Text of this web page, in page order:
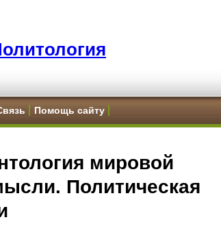
Помощь сайту
мировой
Политическая